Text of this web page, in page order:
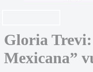
Gloria
Mexicana”